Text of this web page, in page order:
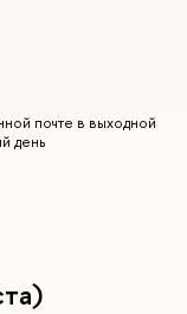
почте в выходной
день